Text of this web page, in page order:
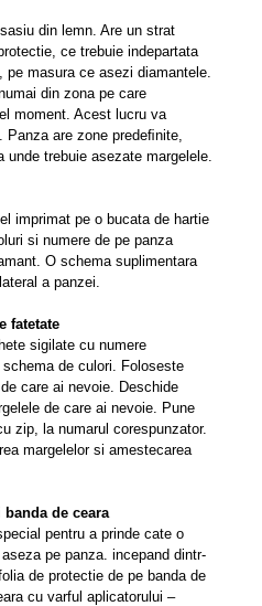
din lemn. Are un strat
ce trebuie indepartata
masura ce asezi diamantele.
din zona pe care
moment. Acest lucru va
are zone predeﬁnite,
trebuie asezate margelele.
imprimat pe o bucata de hartie
si numere de pe panza
O schema suplimentara
a panzei.
fatetate
sigilate cu numere
de culori. Foloseste
care ai nevoie. Deschide
de care ai nevoie. Pune
zip, la numarul corespunzator.
margelelor si amestecarea
de ceara
pentru a prinde cate o
pe panza. incepand dintr-
de protectie de pe banda de
cu varful aplicatorului –